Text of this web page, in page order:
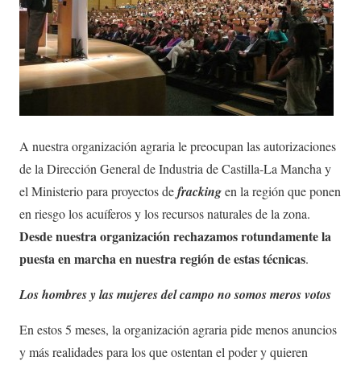
A nuestra organización agraria le preocupan las autorizaciones
de la Dirección General de Industria de Castilla-La Mancha y
el Ministerio para proyectos defrackingen la región que ponen
en riesgo los acuíferos y los recursos naturales de la zona.
Desde nuestra organización rechazamos rotundamente la
puesta en marcha en nuestra región de estas técnicas.
Los hombres y las mujeres del campo no somos meros votos
En estos 5 meses, la organización agraria pide menos anuncios
y más realidades para los que ostentan el poder y quieren